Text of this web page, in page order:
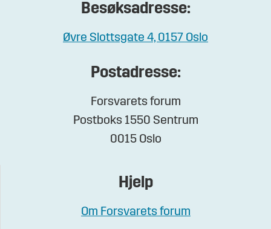
Besøksadresse:
Øvre Slottsgate 4, 0157 Oslo
Postadresse:
Forsvarets forum
Postboks 1550 Sentrum
0015 Oslo
Hjelp
Om Forsvarets forum